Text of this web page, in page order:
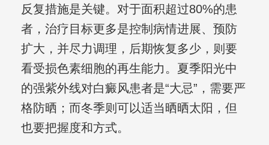
反复措施是关键。对于面积超过80%的患
者，治疗目标更多是控制病情进展、预防
扩大，并尽力调理，后期恢复多少，则要
看受损色素细胞的再生能力。夏季阳光中
的强紫外线对白癜风患者是“大忌”，需要严
格防晒；而冬季则可以适当晒晒太阳，但
也要把握度和方式。